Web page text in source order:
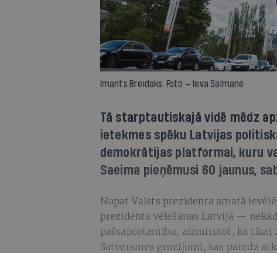
Imants Breidaks. Foto — Ieva Salmane
Tā starptautiskajā vidē mēdz
ietekmes spēku Latvijas
demokrātijas platformai, kuru
Saeima pieņēmusi 60 jaunus,
Nupat Valsts prezidenta amatā
prezidenta vēlēšanas Latvijā —
pašsaprotamību, aizmirstot, ka tikai
Satversmes grozījumi, kas paredz